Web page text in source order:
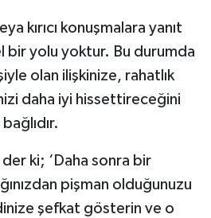
kırıcı konuşmalara yanıt
bir yolu yoktur. Bu durumda
olan ilişkinize, rahatlık
daha iyi hissettireceğini
ki; ‘Daha sonra bir
pişman olduğunuzu
şefkat gösterin ve o